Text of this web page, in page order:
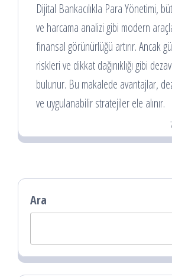
Dijital Bankacılıkla Para Yönetimi,
ve harcama analizi gibi modern
finansal görünürlüğü artırır. Ancak
riskleri ve dikkat dağınıklığı gibi
bulunur. Bu makalede avantajlar,
ve uygulanabilir stratejiler ele alınır.
Ara